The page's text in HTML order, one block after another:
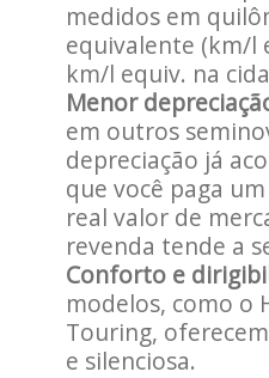
medidos em
equivalente (km/l
km/l equiv. na
Menor
em outros
depreciação já
que você paga
real valor de
revenda tende a
Conforto e
modelos, como o
Touring,
e silenciosa.